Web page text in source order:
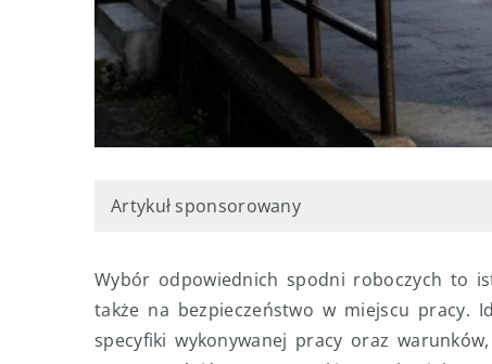
Artykuł sponsorowany
Wybór odpowiednich spodni roboczych to
także na bezpieczeństwo w miejscu pracy.
specyfiki wykonywanej pracy oraz